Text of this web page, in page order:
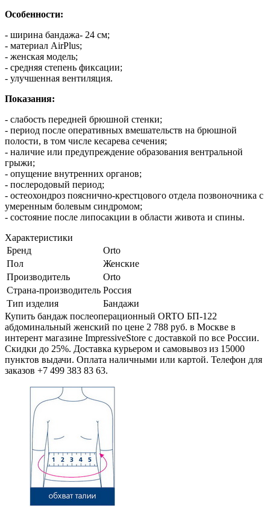
Особенности:
- ширина бандажа- 24 см;
- материал AirPlus;
- женская модель;
- средняя степень фиксации;
- улучшенная вентиляция.
Показания:
- слабость передней брюшной стенки;
- период после оперативных вмешательств на брюшной
полости, в том числе кесарева сечения;
- наличие или предупреждение образования вентральной
грыжи;
- опущение внутренних органов;
- послеродовый период;
- остеохондроз пояснично-крестцового отдела позвоночника с
умеренным болевым синдромом;
- состояние после липосакции в области живота и спины.
Характеристики
Бренд
Orto
Пол
Женские
Производитель
Orto
Страна-производитель Россия
Тип изделия
Бандажи
Купить бандаж послеоперационный ORTO БП-122
абдоминальный женский по цене 2 788 руб. в Москве в
интерент магазине ImpressiveStore с доставкой по все России.
Скидки до 25%. Доставка курьером и самовывоз из 15000
пунктов выдачи. Оплата наличными или картой. Телефон для
заказов +7 499 383 83 63.